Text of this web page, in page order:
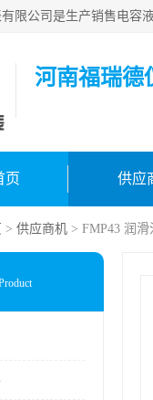
河南福瑞德
页 供应
> 供应商机 > FMP43 润